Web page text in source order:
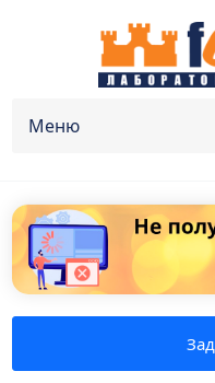
Меню